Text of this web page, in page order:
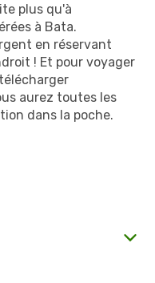
plus qu'à
à Bata.
en réservant
! Et pour voyager
aurez toutes les
dans la poche.